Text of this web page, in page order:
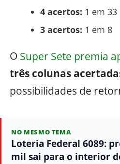
4 acertos: 1 em 33
3 acertos: 1 em 8
O Super Sete premia
três colunas
possibilidades de
NO MESMO TEMA
Loteria Federal 6089:
mil sai para o interior